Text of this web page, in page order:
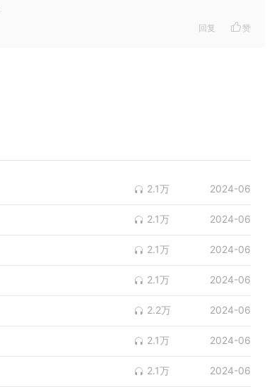
回复 赞
2.1万 2024-06
2.1万 2024-06
2.1万 2024-06
2.1万 2024-06
2.2万 2024-06
2.1万 2024-06
2.1万 2024-06